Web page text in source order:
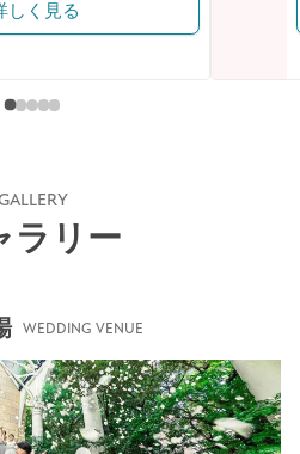
しく見る
ラリー
WEDDING VENUE